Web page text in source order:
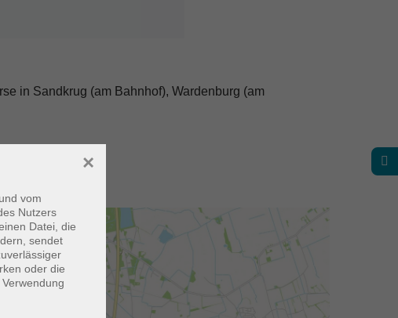
in Sandkrug (am Bahnhof), Wardenburg (am
vom
Nutzers
Datei, die
sendet
oder die
×